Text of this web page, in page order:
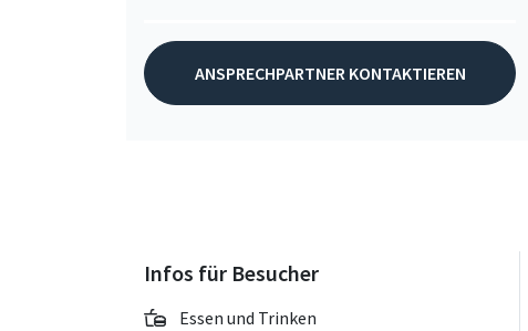
ANSPRECHPARTNER KONTAKTIEREN
Infos für Besucher
Essen und Trinken